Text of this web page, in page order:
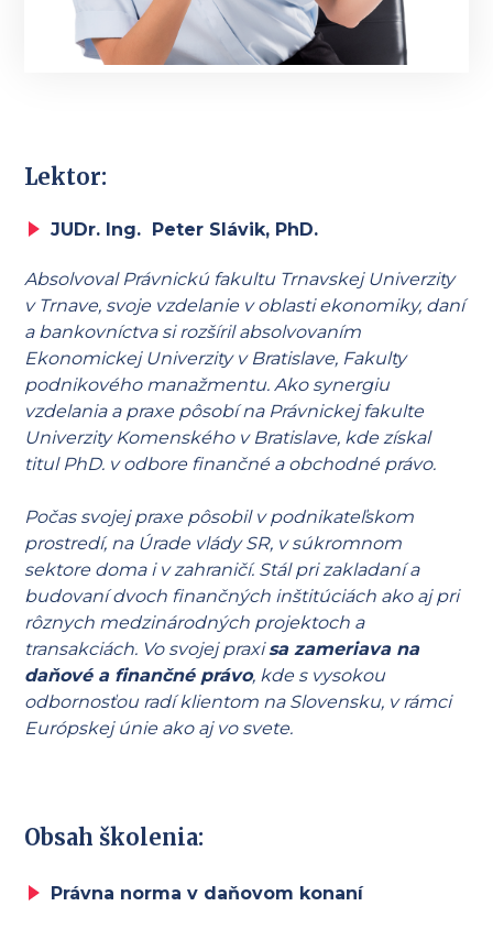
Lektor:
JUDr. Ing. Peter Slávik, PhD.
Absolvoval Právnickú fakultu Trnavskej Univerzity
v Trnave, svoje vzdelanie v oblasti ekonomiky, daní
a bankovníctva si rozšíril absolvovaním
Ekonomickej Univerzity v Bratislave, Fakulty
podnikového manažmentu. Ako synergiu
vzdelania a praxe pôsobí na Právnickej fakulte
Univerzity Komenského v Bratislave, kde získal
titul PhD. v odbore finančné a obchodné právo.
Počas svojej praxe pôsobil v podnikateľskom
prostredí, na Úrade vlády SR, v súkromnom
sektore doma i v zahraničí. Stál pri zakladaní a
budovaní dvoch finančných inštitúciách ako aj pri
rôznych medzinárodných projektoch a
transakciách. Vo svojej praxisa zameriava na
daňové a finančné právo, kde s vysokou
odbornosťou radí klientom na Slovensku, v rámci
Európskej únie ako aj vo svete.
Obsah školenia:
Právna norma v daňovom konaní